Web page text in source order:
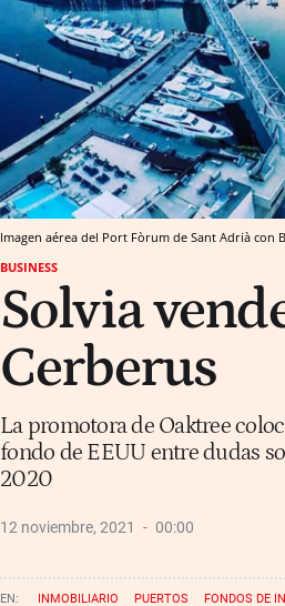
Imagen aérea del Port Fòrum de Sant Adrià con
BUSINESS
Solvia
Cerberus
La promotora de Oaktree
fondo de EEUU entre dudas
2020
12 noviembre, 2021 00:00
INMOBILIARIO PUERTOS FONDOS DE